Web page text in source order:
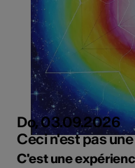
Do, 03.09.2026
Ceci n'est pas
C'est une